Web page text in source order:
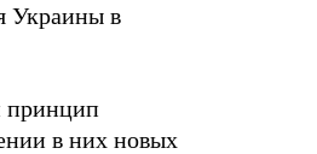
Украины в
принцип
в них новых